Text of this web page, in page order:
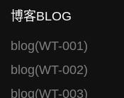
博客BLOG
blog(WT-001)
blog(WT-002)
blog(WT-003)